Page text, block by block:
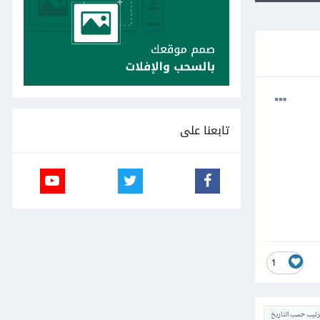
1
حسب التاريخ
تابعنا على